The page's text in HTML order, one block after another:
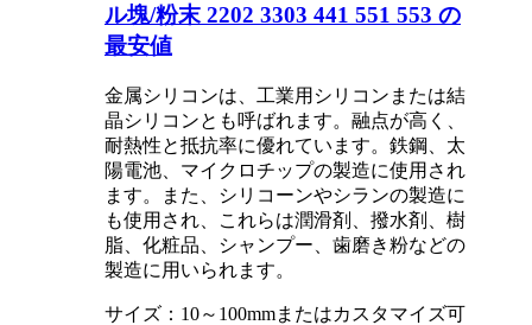
ル塊/粉末 2202 3303 441 551 553 の
最安値
金属シリコンは、工業用シリコンまたは結
晶シリコンとも呼ばれます。融点が高く、
耐熱性と抵抗率に優れています。鉄鋼、太
陽電池、マイクロチップの製造に使用され
ます。また、シリコーンやシランの製造に
も使用され、これらは潤滑剤、撥水剤、樹
脂、化粧品、シャンプー、歯磨き粉などの
製造に用いられます。
サイズ：10～100mmまたはカスタマイズ可